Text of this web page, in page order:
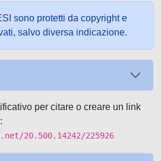
sono protetti da copyright e
salvo diversa indicazione.
per citare o creare un link
20.500.14242/225926